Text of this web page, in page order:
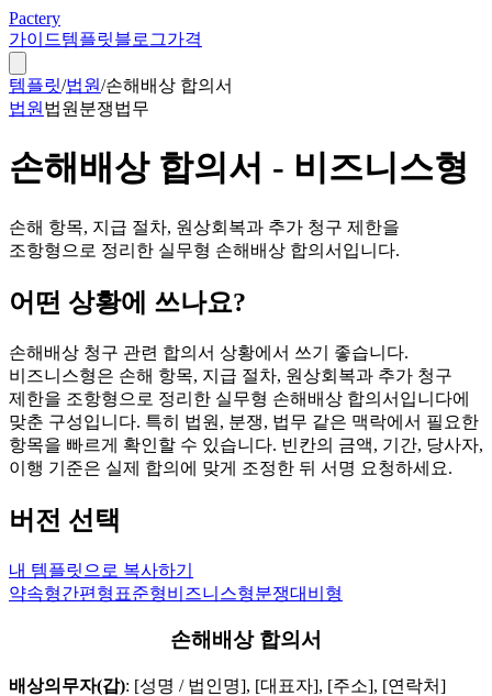
Pactery
가이드템플릿블로그가격
템플릿/법원/손해배상 합의서
법원 법원 분쟁법무
손해배상 합의서 - 비즈니스형
손해 항목, 지급 절차, 원상회복과 추가 청구 제한을
조항형으로 정리한 실무형 손해배상 합의서입니다.
어떤 상황에 쓰나요?
손해배상 청구 관련 합의서 상황에서 쓰기 좋습니다.
비즈니스형은 손해 항목, 지급 절차, 원상회복과 추가 청구
제한을 조항형으로 정리한 실무형 손해배상 합의서입니다에
맞춘 구성입니다. 특히 법원, 분쟁, 법무 같은 맥락에서 필요한
항목을 빠르게 확인할 수 있습니다. 빈칸의 금액, 기간, 당사자,
이행 기준은 실제 합의에 맞게 조정한 뒤 서명 요청하세요.
버전 선택
내 템플릿으로 복사하기
약속형간편형 표준형비즈니스형분쟁대비형
손해배상 합의서
배상의무자(갑): [성명 / 법인명], [대표자], [주소], [연락처]